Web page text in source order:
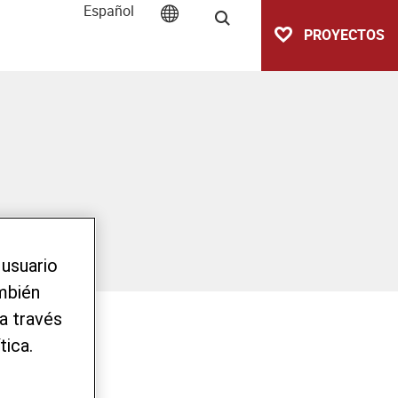
Español
Buscar
PROYECTOS
través